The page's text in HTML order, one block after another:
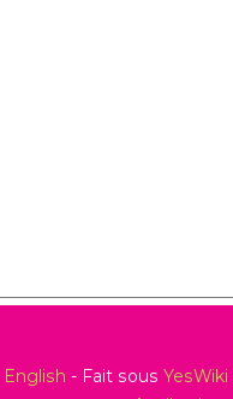
English - Fait sous YesWiki